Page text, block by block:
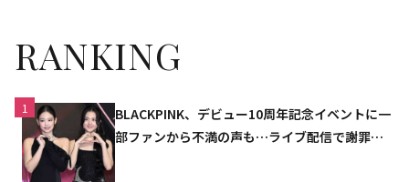
RANKING
1
BLACKPINK、デビュー10周年記念イベントに一
部ファンから不満の声も…ライブ配信で謝罪